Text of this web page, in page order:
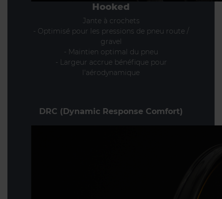
Hooked
Jante à crochets
- Optimisé pour les pressions de pneu route /
gravel
- Maintien optimal du pneu
- Largeur accrue bénéfique pour
l'aérodynamique
DRC (Dynamic Response Comfort)